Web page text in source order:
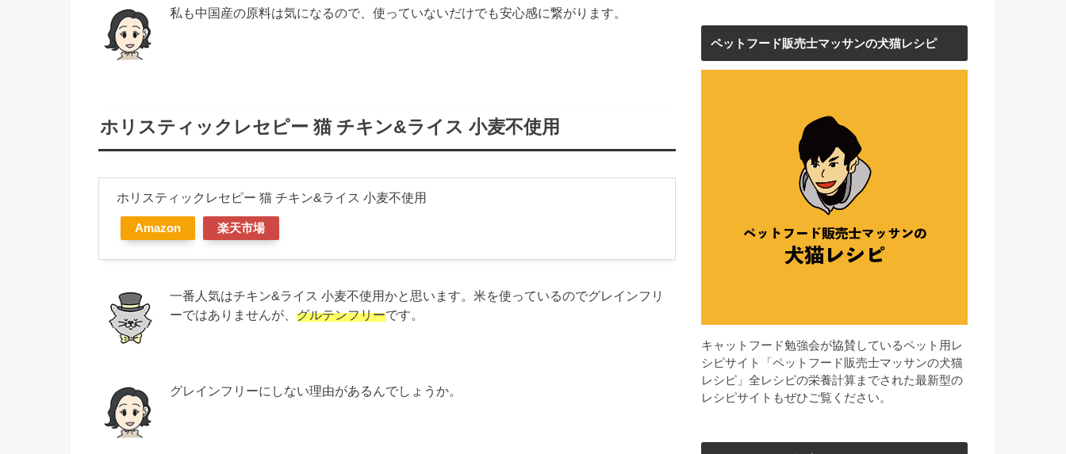
私も中国産の原料は気になるので、使っていないだけでも安心感に繋がります。
ホリスティックレセピー 猫 チキン&ライス 小麦不使用
ホリスティックレセピー 猫 チキン&ライス 小麦不使用
Amazon 楽天市場
一番人気はチキン&ライス 小麦不使用かと思います。米を使っているのでグレインフリ
ーではありませんが、 グルテンフリーです。
グレインフリーにしない理由があるんでしょうか。
ペットフード販売士マッサンの犬猫レシピ
キャットフード勉強会が協賛しているペット用レ
シピサイト「ペットフード販売士マッサンの犬猫
レシピ」全レシピの栄養計算までされた最新型の
レシピサイトもぜひご覧ください。